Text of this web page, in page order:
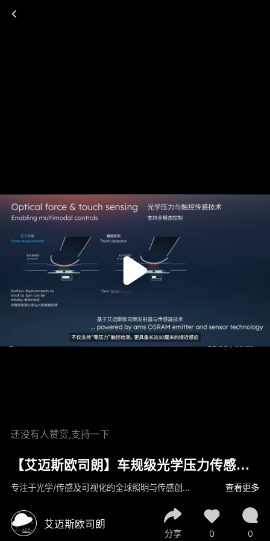
00:00 / 02:23
还没有人赞赏,支持一下
【艾迈斯欧司朗】车规级光学压力传感技
术
专注于光学/传感及可视化的全球照明与传感创新的领导者，欢迎观看我们的视频【艾迈斯欧司朗】车规级光学压力传感技术 查看更多
艾迈斯欧司朗
分享 0 0